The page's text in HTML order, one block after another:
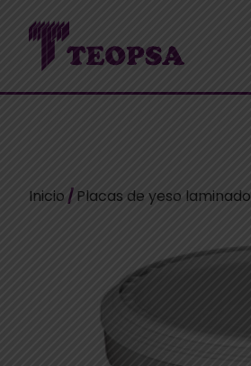
Inicio /Placas de yeso laminado